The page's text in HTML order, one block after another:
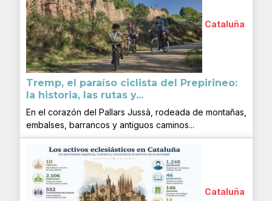
Cataluña
Tremp, el paraíso ciclista del Prepirineo:
la historia, las rutas y...
En el corazón del Pallars Jussà, rodeada de montañas,
embalses, barrancos y antiguos caminos...
Cataluña